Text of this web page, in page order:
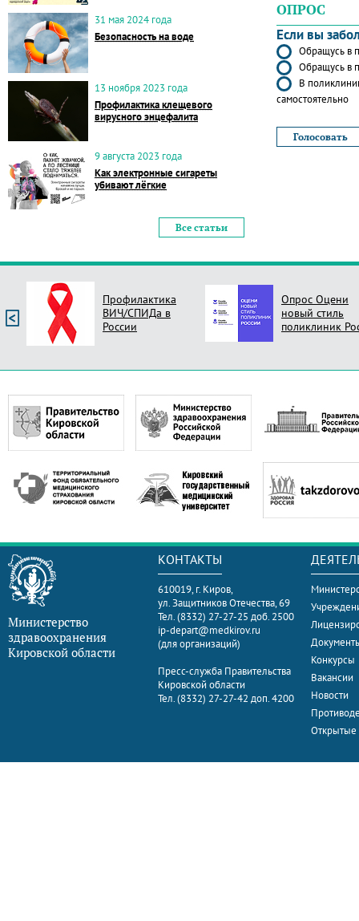
31 мая 2024 года
Безопасность на воде
13 ноября 2023 года
Профилактика клещевого
вирусного энцефалита
9 августа 2023 года
Как электронные сигареты
убивают лёгкие
Все статьи
ОПРОС
Если вы
Обращусь в
Обращусь в
В
самостоятельно
Профилактика
ВИЧ/СПИДа в
России
Опрос Оцени
новый стиль
поликлиник
Министерство
здравоохранения
Кировской области
КОНТАКТЫ
610019, г. Киров,
ул. Защитников Отечества, 69
Тел. (8332) 27-27-25 доб. 2500
ip-depart@medkirov.ru
(для организаций)
Пресс-служба Правительства
Кировской области
Тел. (8332) 27-27-42 доп. 4200
Конкурсы
Вакансии
Новости